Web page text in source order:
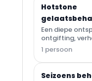
verminderd
oudere huid
jonger,
acne door de
werking
Hotstone
Een diepe
ontgifting,
lymfecirculatie,
beschadigde
stoffen
huid
1 persoon
Seizoens